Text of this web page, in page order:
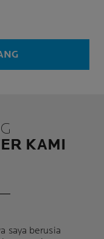
KAMI
saya berusia